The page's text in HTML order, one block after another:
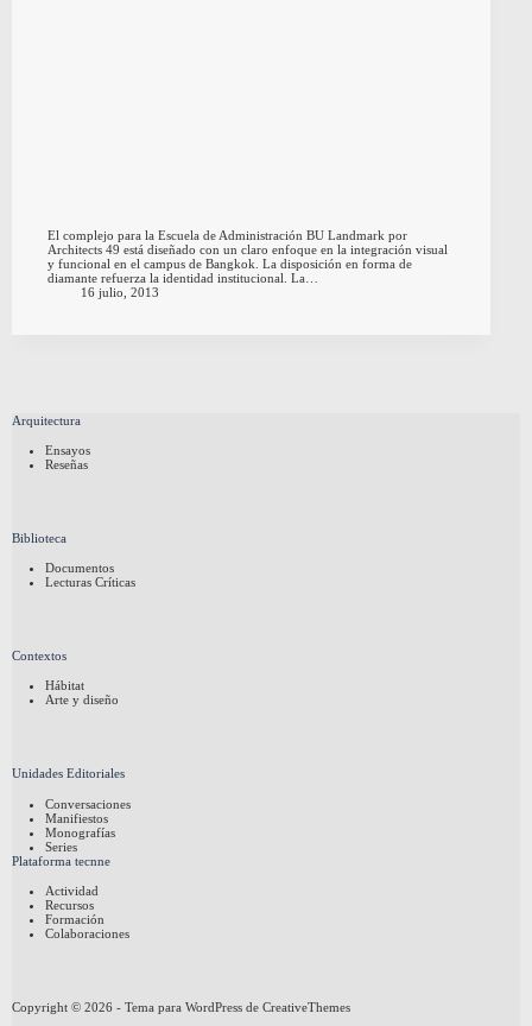
El complejo para la Escuela de Administración BU Landmark por
Architects 49 está diseñado con un claro enfoque en la integración visual
y funcional en el campus de Bangkok. La disposición en forma de
diamante refuerza la identidad institucional. La…
16 julio, 2013
Arquitectura
Ensayos
Reseñas
Biblioteca
Documentos
Lecturas Críticas
Contextos
Hábitat
Arte y diseño
Unidades Editoriales
Conversaciones
Manifiestos
Monografías
Series
Plataforma tecnne
Actividad
Recursos
Formación
Colaboraciones
Copyright © 2026 - Tema para WordPress de CreativeThemes